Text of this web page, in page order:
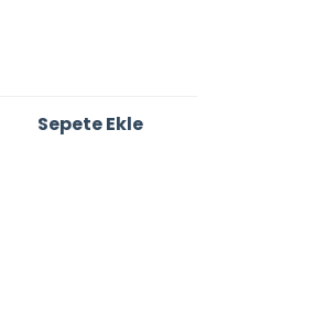
Sepete Ekle